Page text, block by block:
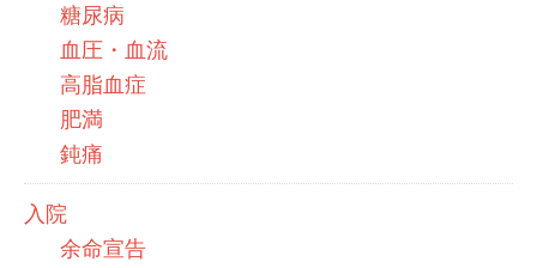
糖尿病
血圧・血流
高脂血症
肥満
鈍痛
入院
余命宣告